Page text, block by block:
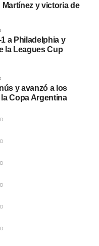
Martínez y victoria de
a Philadelphia y
la Leagues Cup
y avanzó a los
Copa Argentina